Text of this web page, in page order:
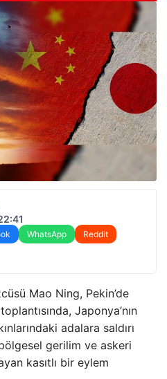
WhatsApp
Reddit
Mao Ning, Pekin’de
Japonya’nın
adalara saldırı
gerilim ve askeri
kasıtlı bir eylem